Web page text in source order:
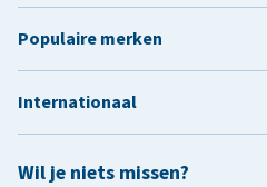
Wil je niets missen?
Populaire merken
Internationaal